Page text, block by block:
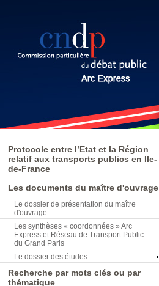
Protocole entre l’Etat et la Région
relatif aux transports publics en Ile-
de-France
Les documents du maître d'ouvrage
Le dossier de présentation du maître
d'ouvrage
Les synthèses « coordonnées » Arc
Express et Réseau de Transport Public
du Grand Paris
Le dossier des études
Recherche par mots clés ou par
thématique